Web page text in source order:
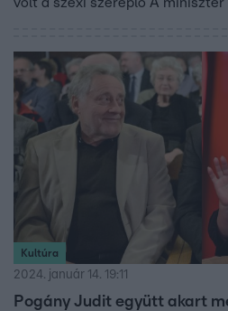
Kultúra
2024. január 14. 19:11
Pogány Judit együtt akart